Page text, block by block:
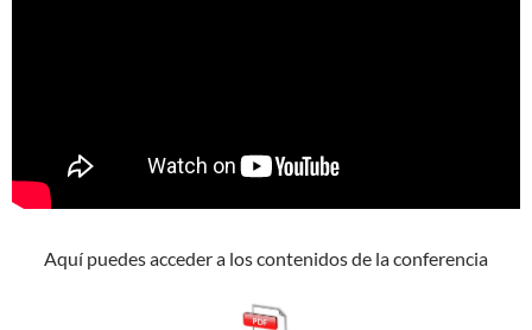
Aquí puedes acceder a los contenidos de la conferencia